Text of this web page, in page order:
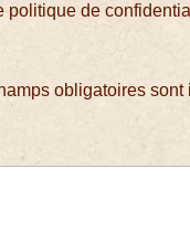
politique de
obligatoires